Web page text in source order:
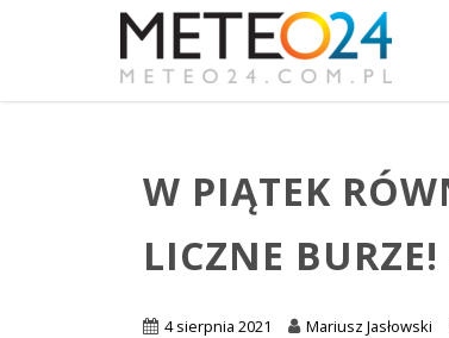
W PIĄTEK
LICZNE
4 sierpnia 2021 Mariusz Jasłowski